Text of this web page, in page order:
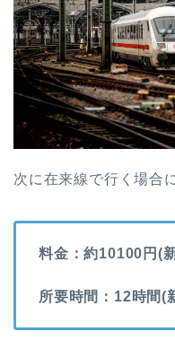
次に在来線で行く場合
料金：約10100円(
所要時間：12時間